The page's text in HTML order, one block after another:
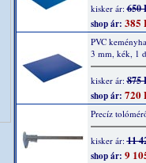
kisker ár:650
shop ár: 385
PVC
3 mm, kék, 1
kisker ár:875
shop ár: 720
Precíz
kisker ár:11
shop ár: 9